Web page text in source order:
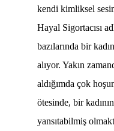
kendi kimliksel
Hayal Sigortacısı
bazılarında bir
alıyor. Yakın
aldığımda çok
ötesinde, bir
yansıtabilmiş